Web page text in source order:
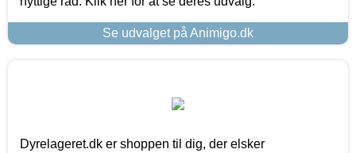
Se udvalget på Animigo.dk
Dyrelageret.dk er shoppen til dig, der elsker